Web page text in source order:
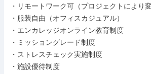
・リモートワーク可（プロジェクトにより変
・服装自由（オフィスカジュアル）
・エンカレッジオンライン教育制度
・ミッショングレード制度
・ストレスチェック実施制度
・施設優待制度